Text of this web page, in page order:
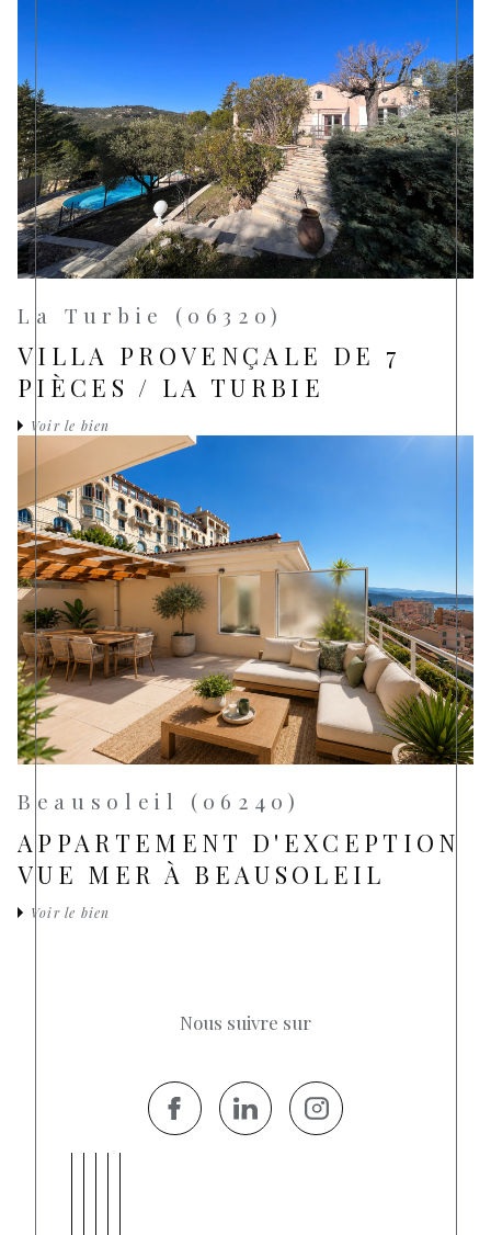
La Turbie (06320)
VILLA PROVENÇALE DE 7
PIÈCES / LA TURBIE
Voir le bien
Beausoleil (06240)
APPARTEMENT D'EXCEPTION
VUE MER À BEAUSOLEIL
Voir le bien
Nous suivre sur